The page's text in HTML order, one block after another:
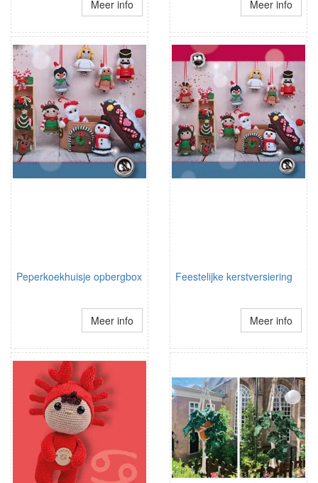
Meer info Meer info
Peperkoekhuisje opbergbox
Meer info
Feestelijke kerstversiering
Meer info